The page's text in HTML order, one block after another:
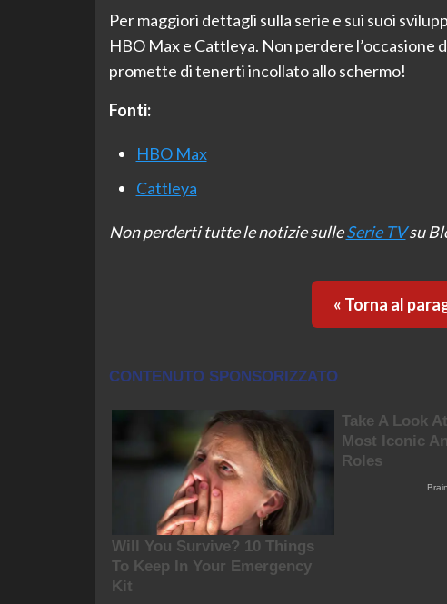
Per maggiori dettagli sulla serie e sui suoi
HBO Max e Cattleya. Non perdere l’occasione
promette di tenerti incollato allo schermo!
Fonti:
HBO Max
Cattleya
Non perderti tutte le notizie sulleSerie TVsu
« Torna al